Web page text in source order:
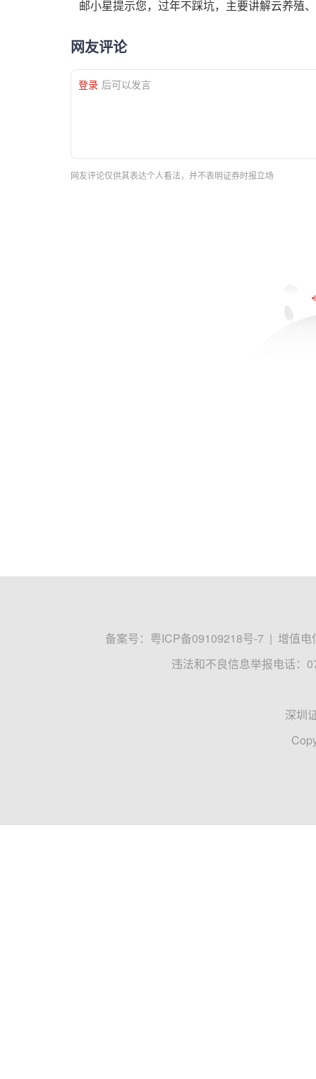
邮小星提示您，过年不踩坑，主要讲解云养殖
网友评论
登录 后可以发言
网友评论仅供其表达个人看法，并不表明证券时报立场
备案号： 粤ICP备09109218号-7 | 增值电
违法和不良信息举报电话：
深圳